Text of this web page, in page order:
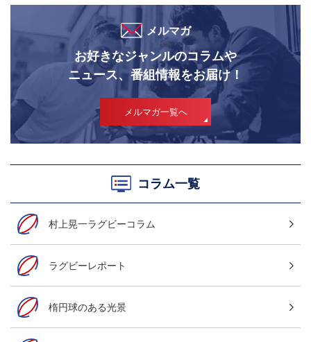
メルマガ
お好きなジャンルのコラムや
ニュース、番組情報をお届け！
メルマガ一覧へ
コラム一覧
村上晃一ラグビーコラム
ラグビーレポート
楕円球のある光景